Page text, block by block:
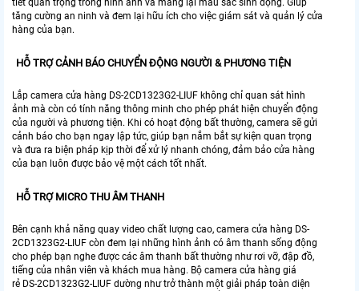
tiết quan trọng trong hình ảnh và mang lại màu sắc sinh động. Giúp
tăng cường an ninh và đem lại hữu ích cho việc giám sát và quản lý cửa
hàng của bạn.
HỖ TRỢ CẢNH BÁO CHUYỂN ĐỘNG NGƯỜI & PHƯƠNG TIỆN
Lắp camera cửa hàng DS-2CD1323G2-LIUF không chỉ quan sát hình
ảnh mà còn có tính năng thông minh cho phép phát hiện chuyển động
của người và phương tiện. Khi có hoạt động bất thường, camera sẽ gửi
cảnh báo cho bạn ngay lập tức, giúp bạn nắm bắt sự kiện quan trọng
và đưa ra biện pháp kịp thời để xử lý nhanh chóng, đảm bảo cửa hàng
của bạn luôn được bảo vệ một cách tốt nhất.
HỖ TRỢ MICRO THU ÂM THANH
Bên cạnh khả năng quay video chất lượng cao, camera cửa hàng DS-
2CD1323G2-LIUF còn đem lại những hình ảnh có âm thanh sống động
cho phép bạn nghe được các âm thanh bất thường như rơi vỡ, đập đồ,
tiếng của nhân viên và khách mua hàng. Bộ camera cửa hàng giá
rẻ DS-2CD1323G2-LIUF dường như trở thành một giải pháp toàn diện